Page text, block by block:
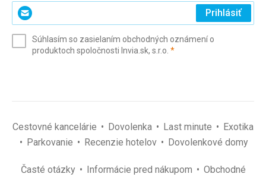
Zadajte
svoj
(povinné)
Prihlásiť
Súhlasím so zasielaním obchodných oznámení o
produktoch spoločnosti Invia.sk, s.r.o. *(povinné)
Cestovné kancelárie Dovolenka Last minute
Exotika
Parkovanie
Recenzie hotelov Dovolenkové domy
Časté otázky Informácie pred nákupom Obchodné